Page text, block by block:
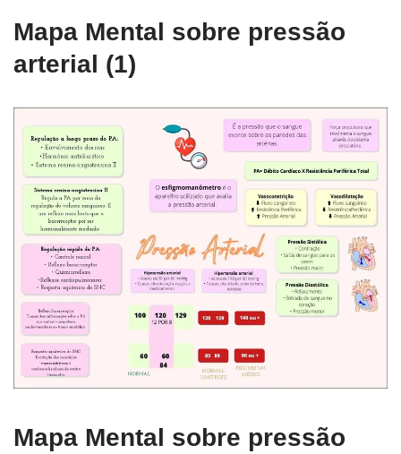
Mapa Mental sobre pressão
arterial (1)
Mapa Mental sobre pressão